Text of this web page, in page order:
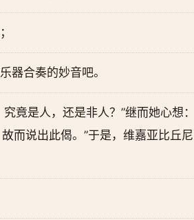
器合奏的妙音吧。
竟是人，还是非人？”继而她心想
而说出此偈。”于是，维嘉亚比丘